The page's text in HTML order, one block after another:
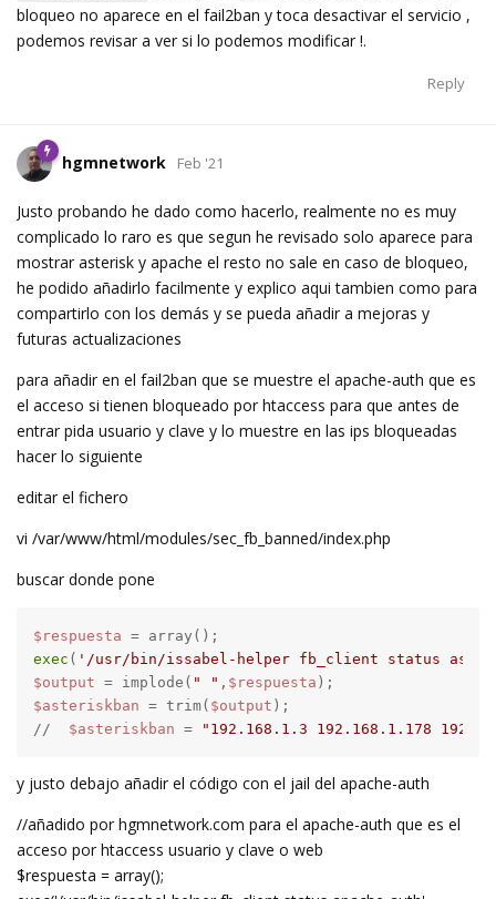
bloqueo no aparece en el fail2ban y toca desactivar el servicio ,
podemos revisar a ver si lo podemos modificar !.
Reply
hgmnetwork Feb '21
Justo probando he dado como hacerlo, realmente no es muy
complicado lo raro es que segun he revisado solo aparece para
mostrar asterisk y apache el resto no sale en caso de bloqueo,
he podido añadirlo facilmente y explico aqui tambien como para
compartirlo con los demás y se pueda añadir a mejoras y
futuras actualizaciones
para añadir en el fail2ban que se muestre el apache-auth que es
el acceso si tienen bloqueado por htaccess para que antes de
entrar pida usuario y clave y lo muestre en las ips bloqueadas
hacer lo siguiente
editar el fichero
vi /var/www/html/modules/sec_fb_banned/index.php
buscar donde pone
$respuesta
exec ( '/usr/bin/issabel-helper fb_client status
$output = implode( " " , $respuesta
$asteriskban = trim( $output );
// $asteriskban = "192.168.1.3 192.168.1.178
y justo debajo añadir el código con el jail del apache-auth
//añadido por hgmnetwork.com para el apache-auth que es el
acceso por htaccess usuario y clave o web
$respuesta = array();